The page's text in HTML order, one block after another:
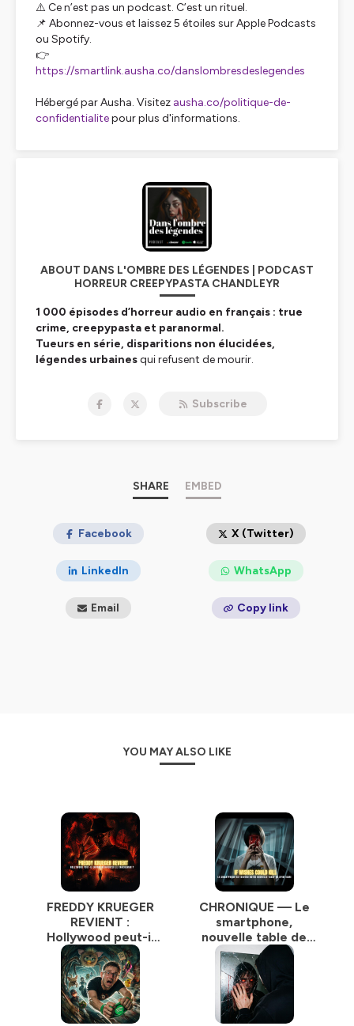
⚠️ Ce n’est pas un podcast. C’est un rituel.
📌 Abonnez-vous et laissez 5 étoiles sur Apple Podcasts
ou Spotify.
👉
https://smartlink.ausha.co/danslombresdeslegendes
Hébergé par Ausha. Visitez ausha.co/politique-de-
confidentialitepour plus d'informations.
ABOUT DANS L'OMBRE DES LÉGENDES | PODCAST
HORREUR CREEPYPASTA CHANDLEYR
1 000 épisodes d’horreur audio en français : true
crime, creepypasta et paranormal.
Tueurs en série, disparitions non élucidées,
légendes urbainesqui refusent de mourir.
Ici, la réalité dérape. Le
surnaturelvous observe.
Hébergé par Ausha. Visitez
ausha.co/politique-de-
confidentialitepour plus d'informations.
Subscribe
SHARE EMBED
Facebook X (Twitter)
LinkedIn WhatsApp
Email Copy link
YOU MAY ALSO LIKE
FREDDY KRUEGER
REVIENT :
Hollywood peut-il
encore réinventer
le cauchemar ? |
Podcast Horreur
CHRONIQUE — Le
smartphone,
nouvelle table de
spiritisme : et si vos
vœux pouvaient
tuer | Podcast
Horreur